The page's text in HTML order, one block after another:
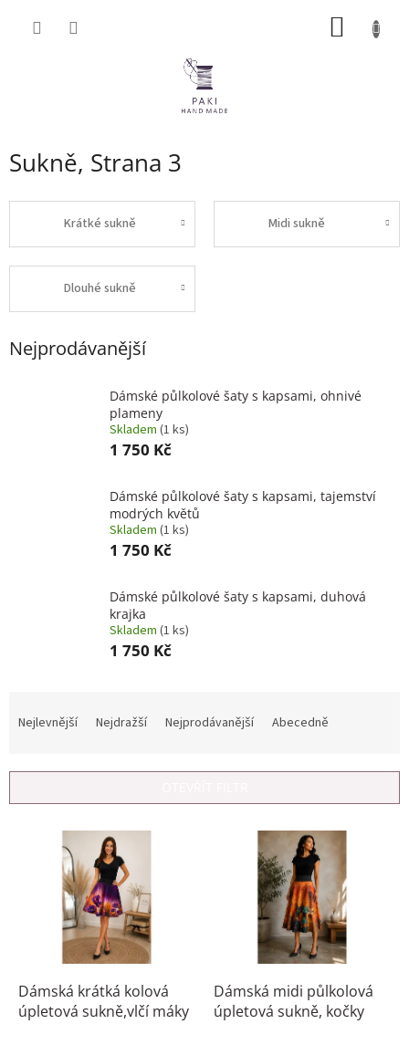
Sukně, Strana 3
Krátké sukně Midi sukně
Dlouhé sukně
Nejprodávanější
Dámské půlkolové šaty s kapsami, ohnivé
plameny
Skladem (1 ks)
1 750 Kč
Dámské půlkolové šaty s kapsami, tajemství
modrých květů
Skladem (1 ks)
1 750 Kč
Dámské půlkolové šaty s kapsami, duhová
krajka
Skladem (1 ks)
1 750 Kč
í
Nejlevnější Nejdražší Nejprodávanější Abecedně
Dámská krátká kolová
úpletová sukně,vlčí máky
Dámská midi půlkolová
úpletová sukně, kočky